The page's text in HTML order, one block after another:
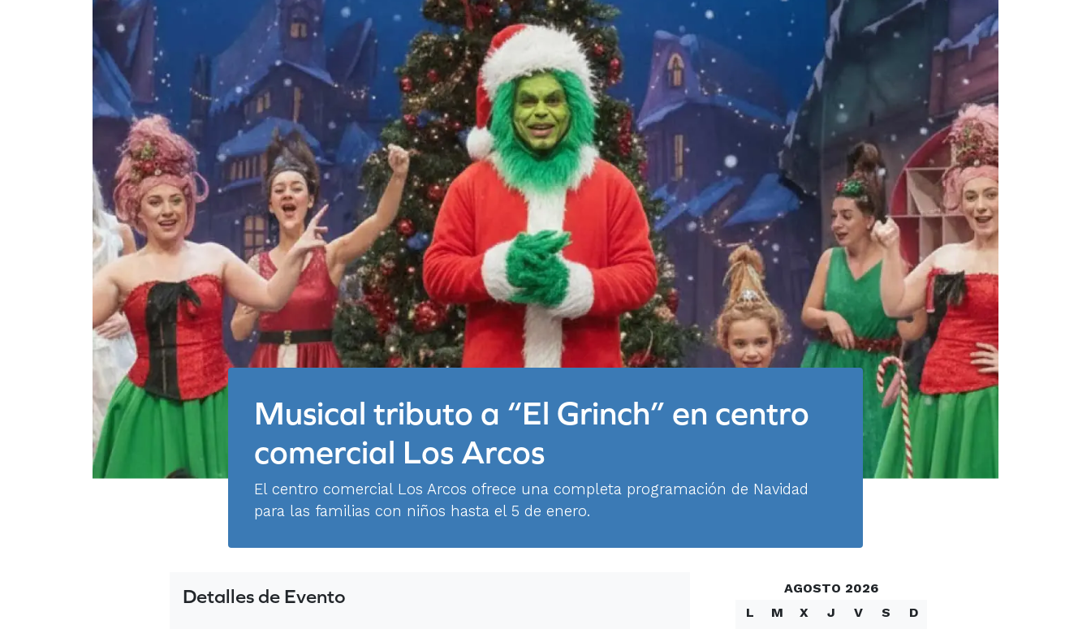
Musical tributo a “El Grinch” en centro
comercial Los Arcos
El centro comercial Los Arcos ofrece una completa programación de Navidad
para las familias con niños hasta el 5 de enero.
Detalles de Evento
AGOSTO 2026
L
M X J V S
D